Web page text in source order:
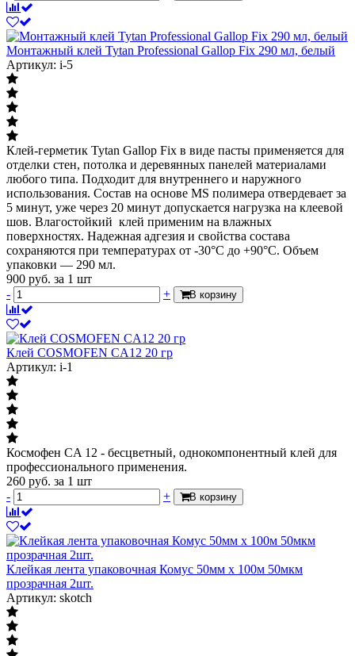
Монтажный клей Tytan Professional Gallop Fix 290 мл, белый
Артикул: i-5
Клей-герметик Tytan Gallop Fix в виде пасты применяется для
отделки стен, потолка и деревянных панелей материалами
любого типа. Подходит для внутреннего и наружного
использования. Состав на основе MS полимера отвердевает за
5 минут, уже через 20 минут допускается нагрузка на клеевой
шов. Влагостойкий клей применим на влажных
поверхностях. Надежная адгезия и свойства состава
сохраняются при температурах от -30°С до +90°С. Объем
упаковки — 290 мл.
900 руб. за 1 шт
-
+ В корзину
Клей COSMOFEN CA12 20 гр
Артикул: i-1
Космофен CA 12 - бесцветный, однокомпонентный клей для
профессионального применения.
260 руб. за 1 шт
-
+ В корзину
Клейкая лента упаковочная Комус 50мм х 100м 50мкм
прозрачная 2шт.
Артикул: skotch